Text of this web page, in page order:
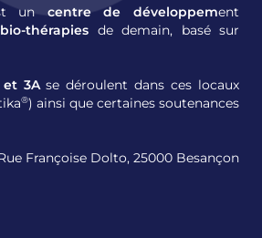
un centre de développement
bio-thérapies de demain, basé sur
et 3Ase déroulent dans ces locaux
®) ainsi que certaines soutenances
Françoise Dolto, 25000 Besançon